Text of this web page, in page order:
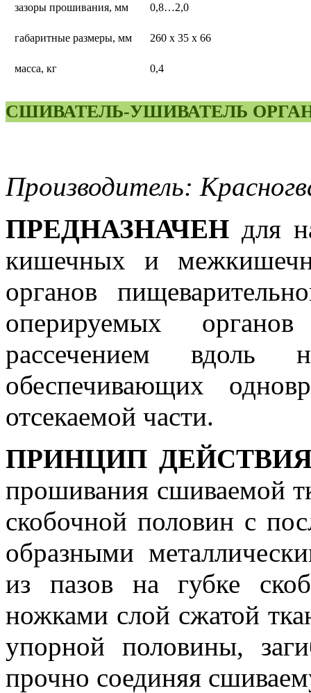
зазоры прошивания, мм 0,8…2,0
габаритные размеры, мм 260 х 35 х 66
масса, кг 0,4
СШИВАТЕЛЬ-УШИВАТЕЛЬ
Производитель:
ПРЕДНАЗНАЧЕН для
кишечных и
органов
оперируемых
рассечением
обеспечивающих
отсекаемой части.
ПРИНЦИП
прошивания сшиваемой
скобочной половин с
образными
из пазов на губке
ножками слой сжатой
упорной половины,
прочно соединяя